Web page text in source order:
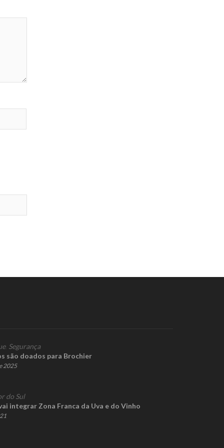
, Segurança
são doados para Brochier
2025
do Sul
integrar Zona Franca da Uva e do Vinho